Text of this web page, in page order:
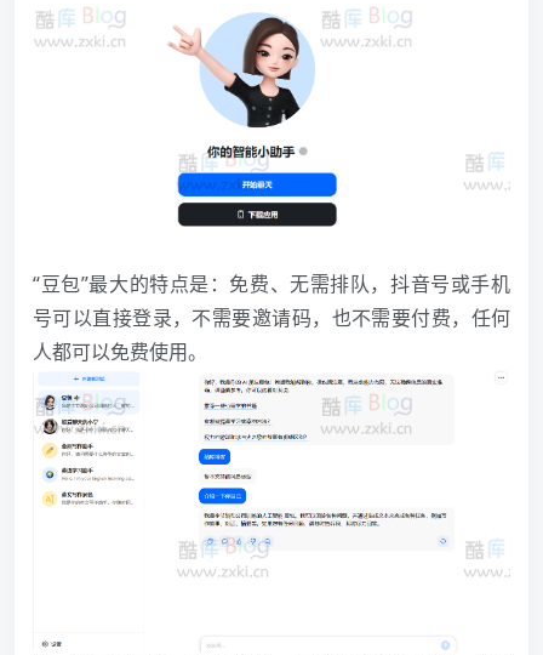
“豆包”最大的特点是：免费、无需排队，抖音号或手机
号可以直接登录，不需要邀请码，也不需要付费，任何
人都可以免费使用。